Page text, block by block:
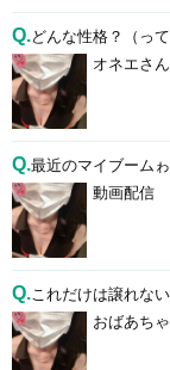
Q.どんな性格？（っ
オネエさ
Q.最近のマイブーム
動画配信
Q. これだけは譲れな
おばあち